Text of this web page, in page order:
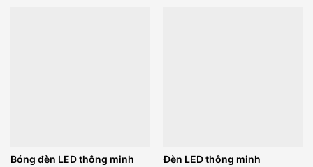
Bóng đèn LED thông minh
Đèn LED thông minh